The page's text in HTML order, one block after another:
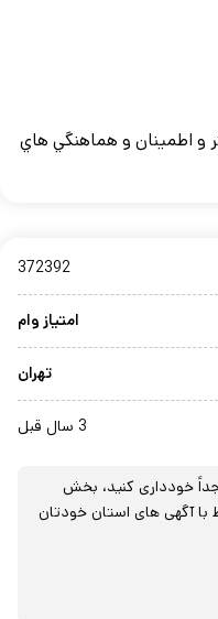
اطمينان و هماهنگي هاي
372392
امتیاز وام
تهران
3 سال قبل
خودداری کنید، بخش
با آگهی های استان خودتان